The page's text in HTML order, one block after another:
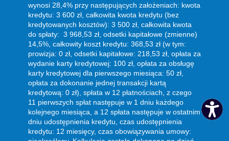
wynosi 28,4% przy następujących założeniach: kwota
kredytu: 3 600 zł, całkowita kwota kredytu (bez
kredytowanych kosztów): 3 500 zł, całkowita kwota
do spłaty: 3 968,53 zł, odsetki kapitałowe (zmienne)
14,5%, całkowity koszt kredytu: 368,53 zł (w tym:
prowizja: 0 zł, odsetki kapitałowe: 218,53 zł, opłata za
wydanie karty kredytowej: 100 zł, opłata za obsługę
karty kredytowej dla pierwszego miesiąca: 50 zł,
opłata za dokonanie jednej transakcji kartą
kredytową: 0 zł), spłata w 12 płatnościach, z czego
11 pierwszych spłat następuje w 1 dniu każdego
kolejnego miesiąca, a 12 spłata następuje w ostatnim
dniu udostępnienia kredytu, czas udostępnienia
kredytu: 12 miesięcy, czas obowiązywania umowy: